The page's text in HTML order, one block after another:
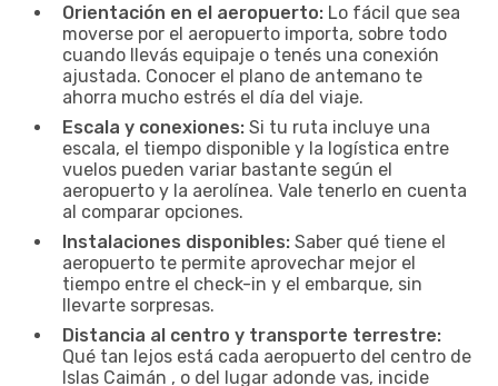
Orientación en el aeropuerto: Lo fácil que sea
moverse por el aeropuerto importa, sobre todo
cuando llevás equipaje o tenés una conexión
ajustada. Conocer el plano de antemano te
ahorra mucho estrés el día del viaje.
Escala y conexiones: Si tu ruta incluye una
escala, el tiempo disponible y la logística entre
vuelos pueden variar bastante según el
aeropuerto y la aerolínea. Vale tenerlo en cuenta
al comparar opciones.
Instalaciones disponibles: Saber qué tiene el
aeropuerto te permite aprovechar mejor el
tiempo entre el check-in y el embarque, sin
llevarte sorpresas.
Distancia al centro y transporte terrestre:
Qué tan lejos está cada aeropuerto del centro de
Islas Caimán , o del lugar adonde vas, incide